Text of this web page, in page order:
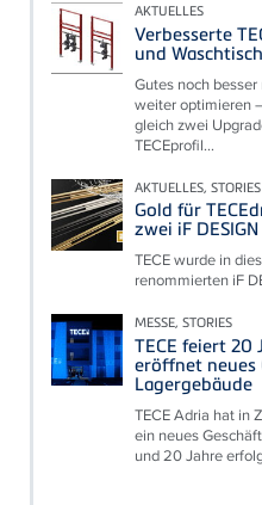
AKTUELLES
Verbesserte
und Waschtisch
Gutes noch
weiter optimieren
gleich zwei
TECEprofil...
AKTUELLES, STORIES
Gold für
zwei iF
TECE wurde in
renommierten iF
MESSE, STORIES
TECE feiert 20
eröffnet neues
Lagergebäude
TECE Adria hat in
ein neues
und 20 Jahre